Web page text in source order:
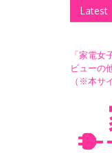
Latest
「家電
ビューの
（※本サ